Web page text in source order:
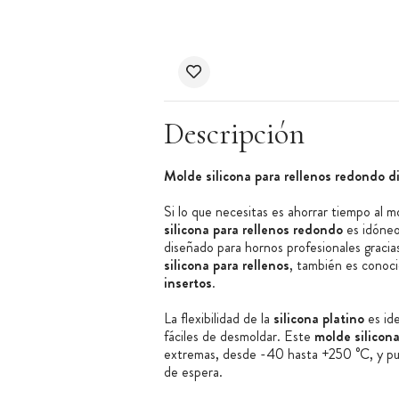
Descripción
Molde silicona para rellenos redondo
Si lo que necesitas es ahorrar tiempo al
silicona para rellenos redondoes
diseñado para hornos profesionales
silicona para rellenos, también es
insertos.
La flexibilidad de la silicona platinoes
fáciles de desmoldar. Este molde
extremas, desde -40 hasta +250 °C, y
de espera.